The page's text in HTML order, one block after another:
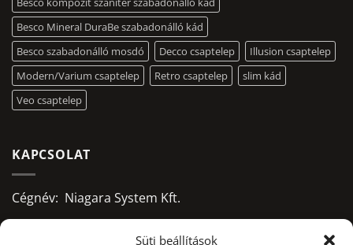
Süti beállítások
Besco Mineral DuraBe szabadonálló kád
Besco szabadonálló mosdó
Decco csaptelep
Illusion csaptelep
Modern/Varium csaptelep
Retro csaptelep
slim kád
Veo csaptelep
KAPCSOLAT
Cégnév: Niagara System Kft.
Adószám: 13156668-2-09